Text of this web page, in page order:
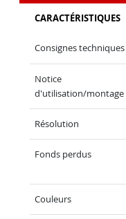
CARACTÉRISTIQUES
Consignes techniques
Notice
d'utilisation/montage
Résolution
Fonds perdus
Couleurs